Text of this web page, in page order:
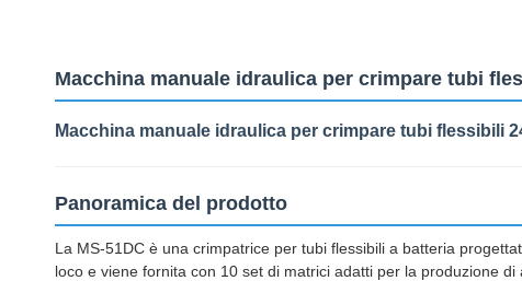
Macchina manuale idraulica per crimpare tubi
Macchina manuale idraulica per crimpare tubi flessibili
Panoramica del prodotto
La MS-51DC è una crimpatrice per tubi flessibili a batteria
loco e viene fornita con 10 set di matrici adatti per la produzione